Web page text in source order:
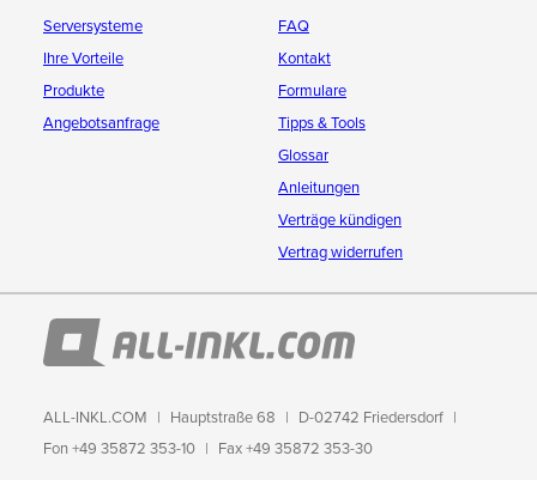
Serversysteme
Ihre Vorteile
Produkte
Angebotsanfrage
FAQ
Kontakt
Formulare
Tipps & Tools
Glossar
Anleitungen
Verträge kündigen
Vertrag widerrufen
ALL-INKL.COM Hauptstraße 68
D-02742 Friedersdorf
Fon +49 35872 353-10
Fax +49 35872 353-30